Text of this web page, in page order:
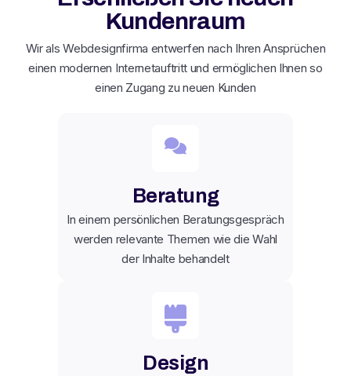
Kundenraum
Wir als Webdesignfirma entwerfen nach Ihren Ansprüchen
einen modernen Internetauftritt und ermöglichen Ihnen so
einen Zugang zu neuen Kunden
Beratung
In einem persönlichen Beratungsgespräch
werden relevante Themen wie die Wahl
der Inhalte behandelt
Design